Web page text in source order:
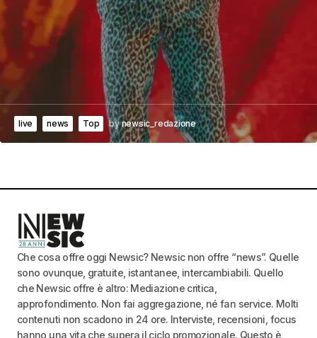
live news Top bynewsic_redazione
Che cosa offre oggi Newsic? Newsic non offre “news”. Quelle
sono ovunque, gratuite, istantanee, intercambiabili. Quello
che Newsic offre è altro: Mediazione critica,
approfondimento. Non fai aggregazione, né fan service. Molti
contenuti non scadono in 24 ore. Interviste, recensioni, focus
hanno una vita che supera il ciclo promozionale. Questo è